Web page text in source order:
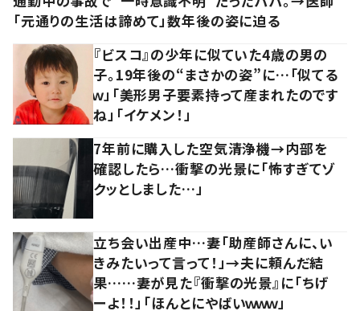
「元通りの生活は諦めて」数年後の姿に迫る
『ビスコ』の少年に似ていた4歳の男の
子。19年後の“まさかの姿”に…「似てる
ｗ」「美形男子要素持って産まれたのです
ね」「イケメン！」
7年前に購入した空気清浄機→内部を
確認したら…衝撃の光景に「怖すぎてゾ
クッとしました…」
立ち会い出産中…妻「助産師さんに、い
きみたいって言って！」→夫に頼んだ結
果……妻が見た『衝撃の光景』に「ちげ
ーよ！！」「ほんとにやばいｗｗｗ」